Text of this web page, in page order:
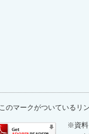
このマークがついているリ
※資料